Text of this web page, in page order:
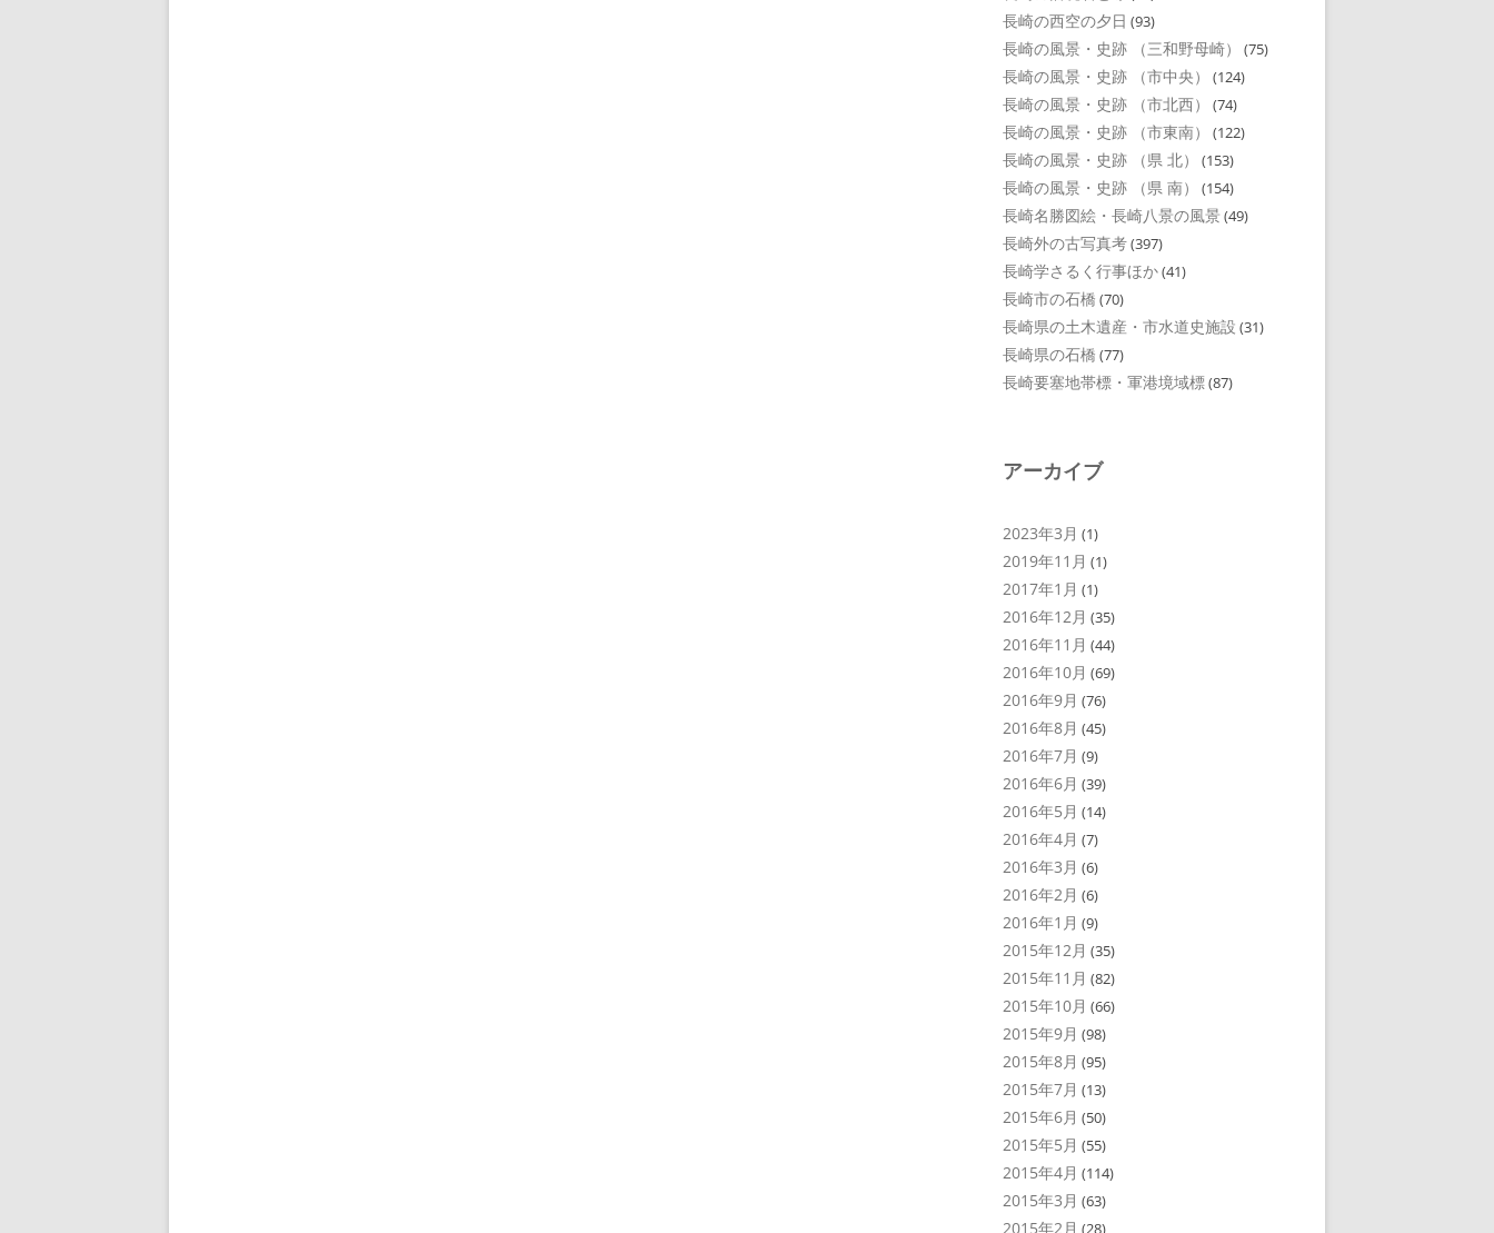
長崎の西空の夕日 (93)
長崎の風景・史跡 （三和野母崎） (75)
長崎の風景・史跡 （市中央） (124)
長崎の風景・史跡 （市北西） (74)
長崎の風景・史跡 （市東南） (122)
長崎の風景・史跡 （県 北） (153)
長崎の風景・史跡 （県 南） (154)
長崎名勝図絵・長崎八景の風景 (49)
長崎外の古写真考(397)
長崎学さるく行事ほか(41)
長崎市の石橋 (70)
長崎県の土木遺産・市水道史施設 (31)
長崎県の石橋 (77)
長崎要塞地帯標・軍港境域標(87)
アーカイブ
2023年3月 (1)
2019年11月 (1)
2017年1月 (1)
2016年12月 (35)
2016年11月 (44)
2016年10月 (69)
2016年9月 (76)
2016年8月 (45)
2016年7月 (9)
2016年6月 (39)
2016年5月 (14)
2016年4月 (7)
2016年3月 (6)
2016年2月 (6)
2016年1月 (9)
2015年12月 (35)
2015年11月 (82)
2015年10月 (66)
2015年9月 (98)
2015年8月 (95)
2015年7月 (13)
2015年6月 (50)
2015年5月 (55)
2015年4月 (114)
2015年3月 (63)
2015年2月 (28)